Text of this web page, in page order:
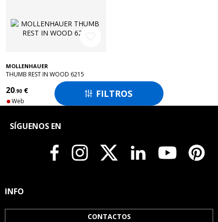
 FILTROS
MOLLENHAUER
THUMB REST IN WOOD 6215
20.90 €
Web
SÍGUENOS EN
INFO
CONTACTOS